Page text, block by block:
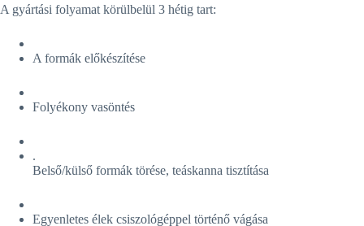
A gyártási folyamat körülbelül 3 hétig tart:
A formák előkészítése
Folyékony vasöntés
.
Belső/külső formák törése, teáskanna tisztítása
Egyenletes élek csiszológéppel történő vágása